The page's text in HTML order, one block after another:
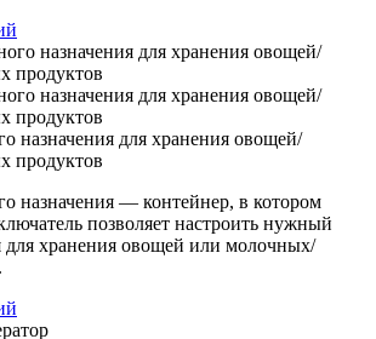
назначения для хранения овощей/
продуктов
назначения — контейнер, в котором
позволяет настроить нужный
хранения овощей или молочных/